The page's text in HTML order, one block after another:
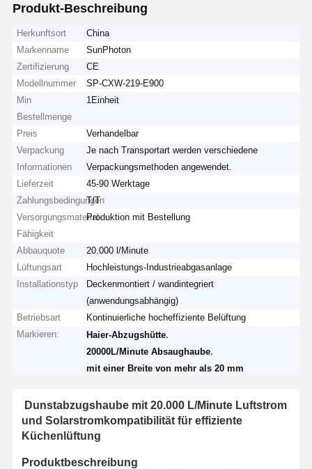
Produkt-Beschreibung
Herkunftsort
China
Markenname
SunPhoton
Zertifizierung
CE
Modellnummer
SP-CXW-219-E900
Min
Bestellmenge
1Einheit
Preis
Verhandelbar
Verpackung
Informationen
Je nach Transportart werden verschiedene
Verpackungsmethoden angewendet.
Lieferzeit
45-90 Werktage
Zahlungsbedingungen
T/T
Versorgungsmaterial-
Fähigkeit
Produktion mit Bestellung
Abbauquote
20.000 l/Minute
Lüftungsart
Hochleistungs-Industrieabgasanlage
Installationstyp
Deckenmontiert / wandintegriert
(anwendungsabhängig)
Betriebsart
Kontinuierliche hocheffiziente Belüftung
Markieren:
Haier-Abzugshütte
20000L/Minute Absaughaube
mit einer Breite von mehr als 20 mm
Dunstabzugshaube mit 20.000 L/Minute Luftstrom
und Solarstromkompatibilität für effiziente
Küchenlüftung
Produktbeschreibung